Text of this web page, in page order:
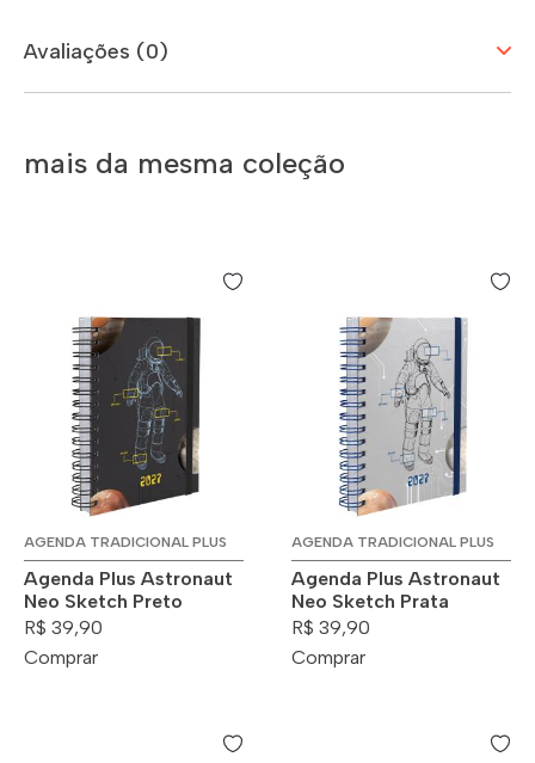
Avaliações (0)
mais da mesma coleção
AGENDA TRADICIONAL PLUS
Agenda Plus Astronaut
Neo Sketch Preto
R$ 39,90
Comprar
AGENDA TRADICIONAL PLUS
Agenda Plus Astronaut
Neo Sketch Prata
R$ 39,90
Comprar